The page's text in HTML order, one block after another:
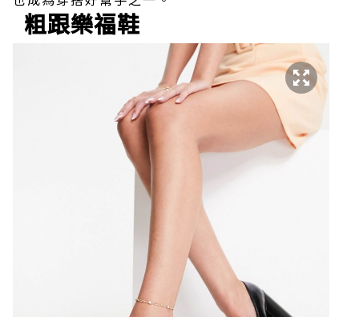
粗跟樂福鞋